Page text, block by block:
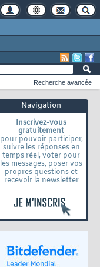
Navigation
Inscrivez-vous
gratuitement
pour pouvoir participer,
suivre les réponses en
temps réel, voter pour
les messages, poser vos
propres questions et
recevoir la newsletter
Recherche avancée